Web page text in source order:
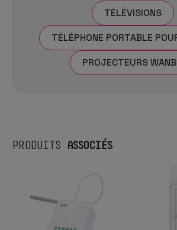
TÉLÉVISIONS
TÉLÉPHONE PORTABLE
PROJECTEURS
PRODUITS ASSOCIÉS